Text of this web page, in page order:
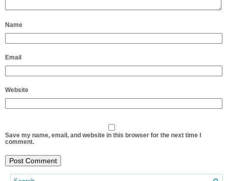
Name
Email
Website
Save my name, email, and website in this browser for the next time I
comment.